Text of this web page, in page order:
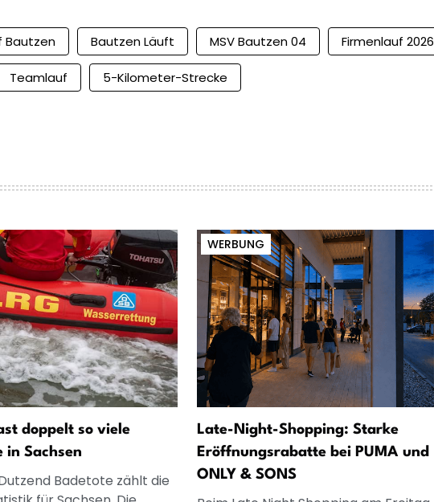
Bautzen Bautzen Läuft MSV Bautzen 04 Firmenlauf 2026
Teamlauf 5-Kilometer-Strecke
doppelt so viele
in Sachsen
Badetote zählt die
WERBUNG
Late-Night-Shopping: Starke
Eröffnungsrabatte bei PUMA und
ONLY & SONS